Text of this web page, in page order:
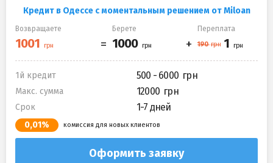
Кредит в Одессе с моментальным решением от Miloan
Возвращаете Берете Переплата
1й кредит 500 - 6000
Макс. сумма 12000
Срок 1-7 дней
0,01% комиссия для новых клиентов
Оформить заявку